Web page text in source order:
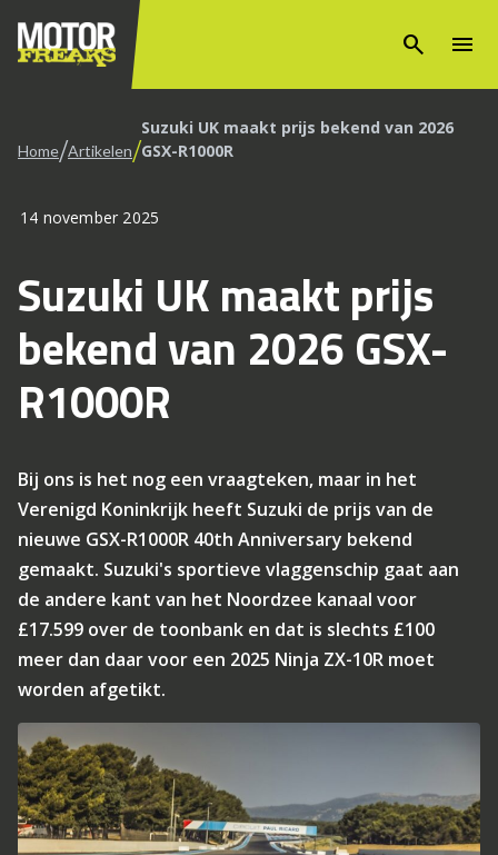
search menu
Home/Artikelen/Suzuki UK maakt prijs bekend van 2026
GSX-R1000R
14 november 2025
Suzuki UK maakt prijs
bekend van 2026 GSX-
R1000R
Bij ons is het nog een vraagteken, maar in het
Verenigd Koninkrijk heeft Suzuki de prijs van de
nieuwe GSX-R1000R 40th Anniversary bekend
gemaakt. Suzuki's sportieve vlaggenschip gaat aan
de andere kant van het Noordzee kanaal voor
£17.599 over de toonbank en dat is slechts £100
meer dan daar voor een 2025 Ninja ZX-10R moet
worden afgetikt.